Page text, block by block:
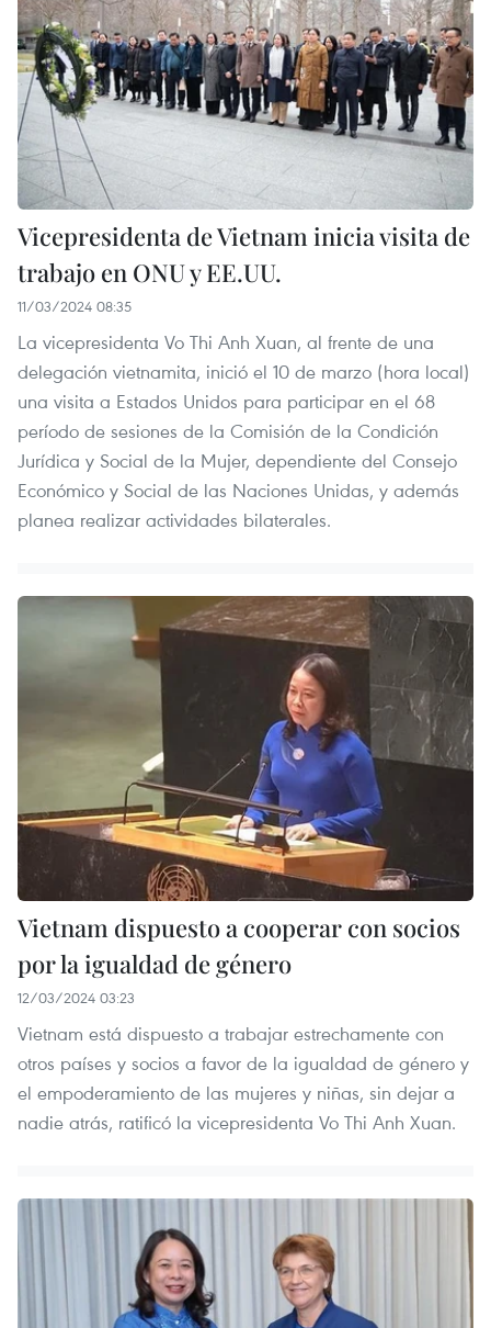
Vicepresidenta de Vietnam inicia visita de
trabajo en ONU y EE.UU.
11/03/2024 08:35
La vicepresidenta Vo Thi Anh Xuan, al frente de una
delegación vietnamita, inició el 10 de marzo (hora local)
una visita a Estados Unidos para participar en el 68
período de sesiones de la Comisión de la Condición
Jurídica y Social de la Mujer, dependiente del Consejo
Económico y Social de las Naciones Unidas, y además
planea realizar actividades bilaterales.
Vietnam dispuesto a cooperar con socios
por la igualdad de género
12/03/2024 03:23
Vietnam está dispuesto a trabajar estrechamente con
otros países y socios a favor de la igualdad de género y
el empoderamiento de las mujeres y niñas, sin dejar a
nadie atrás, ratificó la vicepresidenta Vo Thi Anh Xuan.